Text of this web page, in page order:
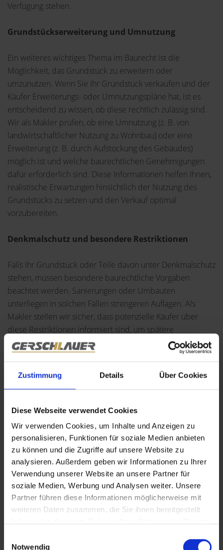
Zustimmung Details Über Cookies
Diese Webseite verwendet Cookies
Wir verwenden Cookies, um Inhalte und Anzeigen zu
personalisieren, Funktionen für soziale Medien anbieten
zu können und die Zugriffe auf unsere Website zu
analysieren. Außerdem geben wir Informationen zu Ihrer
Verwendung unserer Website an unsere Partner für
soziale Medien, Werbung und Analysen weiter. Unsere
Partner führen diese Informationen möglicherweise mit
weiteren Daten zusammen, die Sie ihnen bereitgestellt
Notwendig
Verfügung stehen.
Grundstückserweiterung und Umnutzung
Ein weiteres wichtiges Thema im Baurecht ist die
Möglichkeit, das Grundstück zu erweitern oder
umzunutzen. Wenn Sie Ihr Grundstück verkaufen und der
Käufer Erweiterungs- oder Umnutzungspläne hat, ist es
entscheidend zu wissen, ob diese rechtlich zulässig sind.
Wir als Makler prüfen, ob eine Umnutzung (z. B. von
landwirtschaftlicher Nutzung zu Wohnbau) oder eine
Erweiterung (z. B. durch Aufstockung des Gebäudes)
möglich ist und welche baurechtlichen Genehmigungen
dafür erforderlich sind. Diese Informationen helfen Ihnen,
realistische Erwartungen hinsichtlich der Nutzung des
Grundstücks zu setzen und den Verkauf optimal
vorzubereiten.
Denkmalschutz und besondere Restriktionen
Falls Ihr Grundstück oder Teile davon unter Denkmalschutz
stehen, müssen besondere baurechtliche Vorgaben
beachtet werden. Sanierungen oder Umbauten
unterliegen in solchen Fällen strengeren Auflagen. Als
Makler stellen wir sicher, dass potenzielle Käufer über
diese Restriktionen informiert sind, um spätere
Missverständnisse zu vermeiden. Zudem erläutern wir die
Fördermöglichkeiten, die bei der Sanierung von
denkmalgeschützten Gebäuden zur Verfügung stehen, und
helfen so, den Wert des Grundstücks und der Immobilie
Das Baurecht ist zunehmend von Vorgaben zum
Klimaschutz und nachhaltigem Bauen geprägt. Besonders
bei Neubauten oder größeren Sanierungen müssen Käufer
sicherstellen, dass sie die Anforderungen an
Energieeffizienz, Wärmeschutz und den Einsatz
umweltfreundlicher Baustoffe einhalten. Als Makler
informieren wir Sie und den Käufer über diese